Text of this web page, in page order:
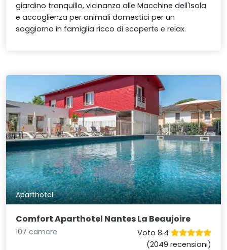
giardino tranquillo, vicinanza alle Macchine dell'Isola
e accoglienza per animali domestici per un
soggiorno in famiglia ricco di scoperte e relax.
Aparthotel
Comfort Aparthotel Nantes La Beaujoire
107 camere
Voto 8.4
(2049 recensioni)